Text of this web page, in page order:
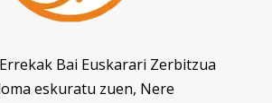
Bai Euskarari Zerbitzua
eskuratu zuen, Nere